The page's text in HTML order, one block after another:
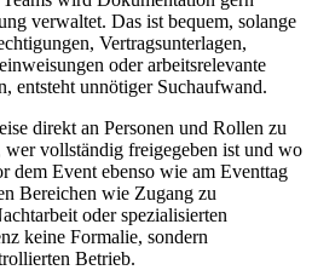
verwaltet. Das ist bequem, solange
Vertragsunterlagen,
oder arbeitsrelevante
entsteht unnötiger Suchaufwand.
direkt an Personen und Rollen zu
vollständig freigegeben ist und wo
dem Event ebenso wie am Eventtag
Bereichen wie Zugang zu
oder spezialisierten
keine Formalie, sondern
Betrieb.